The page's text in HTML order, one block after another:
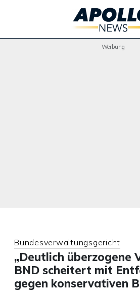
Werbung
Bundesverwaltungsgericht
„Deutlich überzogene
BND scheitert mit
gegen konservativen